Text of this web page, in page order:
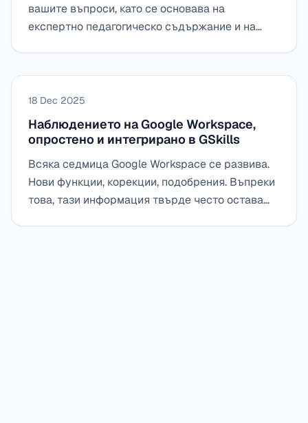
вашите въпроси, като се основава на
експертно педагогическо съдържание и на
ИИ асистента на GSkills.
18 Dec 2025
Наблюдението на Google Workspace,
опростено и интегрирано в GSkills
Всяка седмица Google Workspace се развива.
Нови функции, корекции, подобрения. Въпреки
това, тази информация твърде често остава